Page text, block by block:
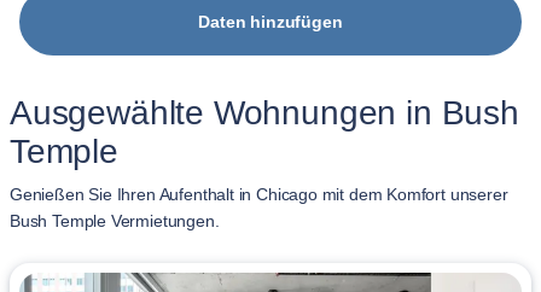
Daten hinzufügen
Ausgewählte Wohnungen in Bush
Temple
Genießen Sie Ihren Aufenthalt in Chicago mit dem Komfort unserer
Bush Temple Vermietungen.